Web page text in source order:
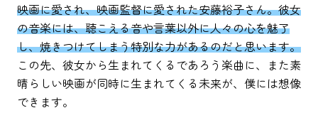
映画に愛され、映画監督に愛された安藤裕子さん。彼女
の音楽には、聴こえる音や言葉以外に人々の心を魅了
し、焼きつけてしまう特別な力があるのだと思います。
この先、彼女から生まれてくるであろう楽曲に、また素
晴らしい映画が同時に生まれてくる未来が、僕には想像
できます。